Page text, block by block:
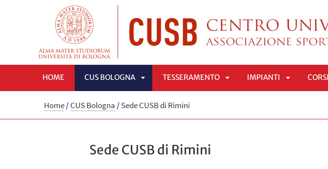
HOME CUS BOLOGNA
APRI
TESSERAMENTO IMPIANTI CORSI
Home/CUS Bologna /Sede CUSB di Rimini
Sede CUSB di Rimini